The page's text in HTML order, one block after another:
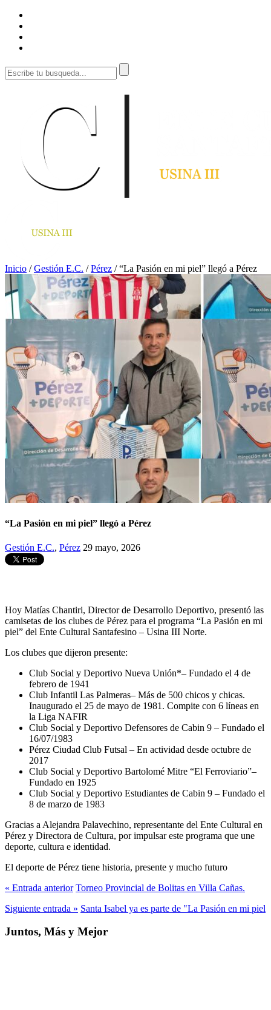
Inicio /Gestión E.C. /Pérez /“La Pasión en mi piel” llegó a Pérez
“La Pasión en mi piel” llegó a Pérez
Gestión E.C., Pérez 29 mayo, 2026
Hoy Matías Chantiri, Director de Desarrollo Deportivo, presentó las
camisetas de los clubes de Pérez para el programa “La Pasión en mi
piel” del Ente Cultural Santafesino – Usina III Norte.
Los clubes que dijeron presente:
Club Social y Deportivo Nueva Unión*– Fundado el 4 de
febrero de 1941
Club Infantil Las Palmeras– Más de 500 chicos y chicas.
Inaugurado el 25 de mayo de 1981. Compite con 6 líneas en
la Liga NAFIR
Club Social y Deportivo Defensores de Cabin 9 – Fundado el
16/07/1983
Pérez Ciudad Club Futsal – En actividad desde octubre de
2017
Club Social y Deportivo Bartolomé Mitre “El Ferroviario”–
Fundado en 1925
Club Social y Deportivo Estudiantes de Cabin 9 – Fundado el
8 de marzo de 1983
Gracias a Alejandra Palavechino, representante del Ente Cultural en
Pérez y Directora de Cultura, por impulsar este programa que une
deporte, cultura e identidad.
El deporte de Pérez tiene historia, presente y mucho futuro
« Entrada anterior Torneo Provincial de Bolitas en Villa Cañas.
Siguiente entrada » Santa Isabel ya es parte de "La Pasión en mi piel
Juntos, Más y Mejor